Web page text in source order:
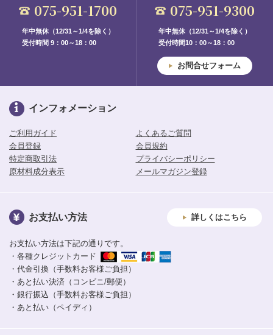
075-951-1700
年中無休（12/31～1/4を除く）
受付時間 9：00～18：00
075-951-9300
年中無休（12/31～1/4を除く）
受付時間10：00～18：00
お問合せフォーム
インフォメーション
ご利用ガイド
よくあるご質問
会員登録
会員規約
特定商取引法
プライバシーポリシー
原材料成分表示
メールマガジン登録
お支払い方法 詳しくはこちら
お支払い方法は下記の通りです。
・各種クレジットカード
・代金引換（手数料お客様ご負担）
・あと払い決済（コンビニ/郵便）
・銀行振込（手数料お客様ご負担）
・あと払い（ペイディ）